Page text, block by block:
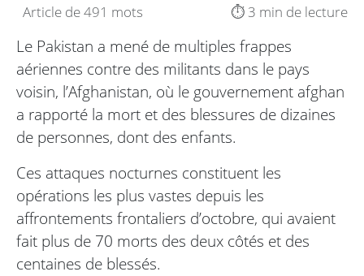
Article de 491 mots ⏱️ 3 min de lecture
Le Pakistan a mené de multiples frappes
aériennes contre des militants dans le pays
voisin, l’Afghanistan, où le gouvernement afghan
a rapporté la mort et des blessures de dizaines
de personnes, dont des enfants.
Ces attaques nocturnes constituent les
opérations les plus vastes depuis les
affrontements frontaliers d’octobre, qui avaient
fait plus de 70 morts des deux côtés et des
centaines de blessés.